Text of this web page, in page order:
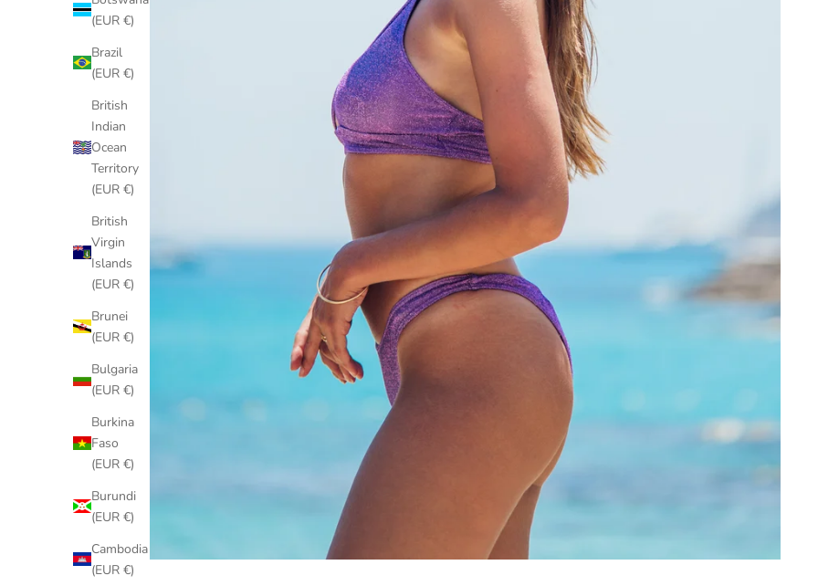
(EUR €)
Brazil
(EUR €)
British
Indian
Ocean
Territory
(EUR €)
British
Virgin
Islands
(EUR €)
Brunei
(EUR €)
Bulgaria
(EUR €)
Burkina
Faso
(EUR €)
Burundi
(EUR €)
Cambodia
(EUR €)